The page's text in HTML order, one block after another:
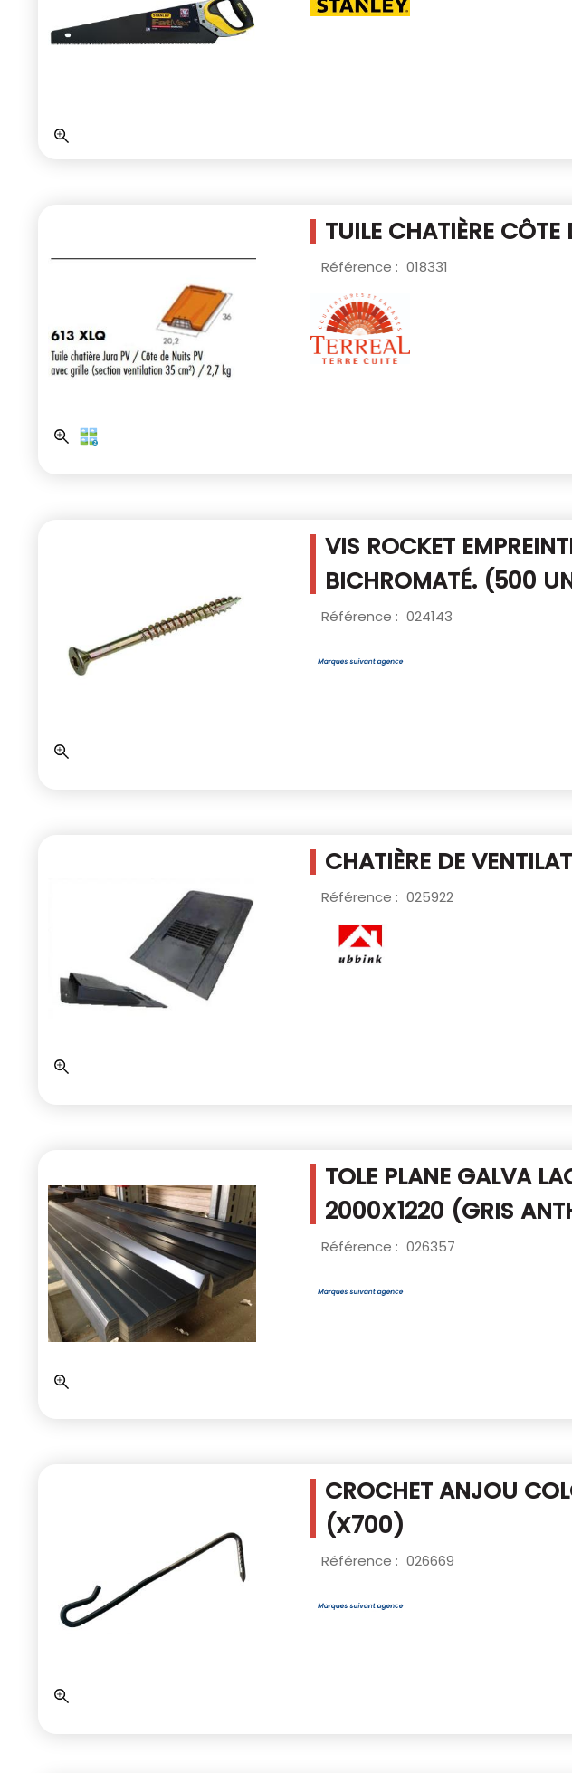
TUILE CHATIÈRE
Référence : 018331
VIS ROCKET
BICHROMATÉ. (500
Référence : 024143
CHATIÈRE DE
Référence : 025922
TOLE PLANE GALVA
2000X1220 (GRIS
Référence : 026357
CROCHET ANJOU
(X700)
Référence : 026669